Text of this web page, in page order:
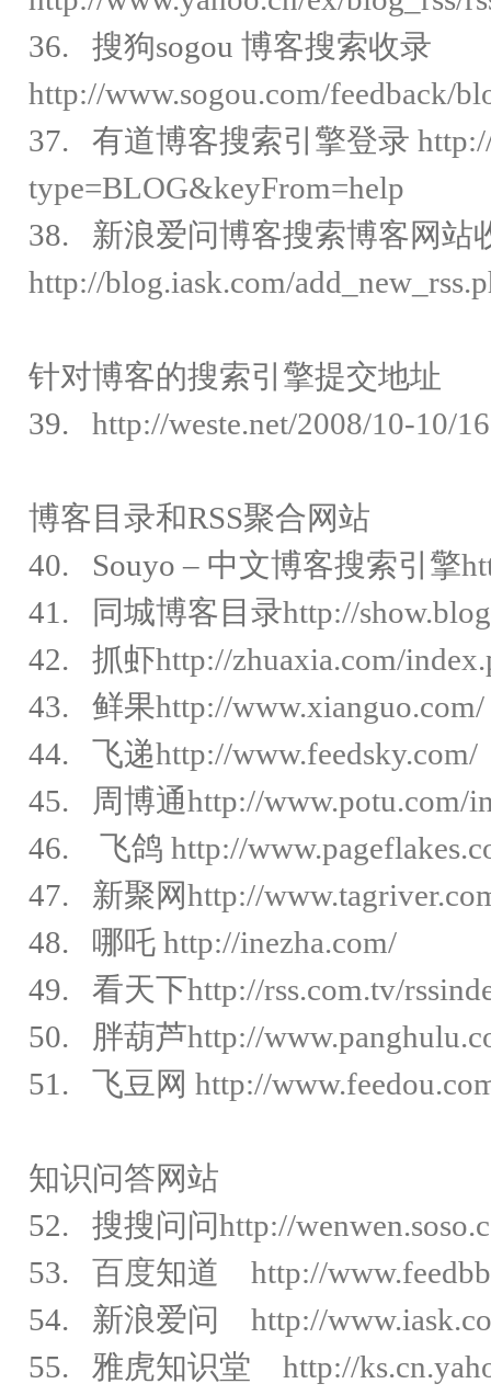
36. 搜狗sogou 博客搜索收录
http://www.sogou.com/feedback/
37. 有道博客搜索引擎登录
type=BLOG&keyFrom=help
38. 新浪爱问博客搜索博客网站
http://blog.iask.com/
针对博客的搜索引擎提交地址
39. http://weste.net/2008/10-10/
博客目录和RSS聚合网站
40. Souyo – 中文博客搜索引擎
41. 同城博客目录http://
42. 抓虾http://zhuaxia.com/
43. 鲜果http://www.xianguo.com/
44. 飞递http://www.feedsky.com/
45. 周博通http://www.potu.com/
46. 飞鸽 http://
47. 新聚网http://
48. 哪吒 http://inezha.com/
49. 看天下http://rss.com.tv/
50. 胖葫芦http://
51. 飞豆网 http://
知识问答网站
52. 搜搜问问http://
53. 百度知道 http://
54. 新浪爱问 http://
55. 雅虎知识堂 http://